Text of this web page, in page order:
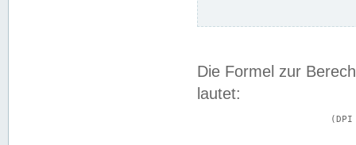
Die Formel zur
lautet: